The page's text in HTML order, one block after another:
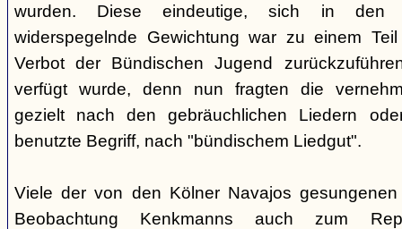
wurden. Diese eindeutige, sich in den
widerspegelnde Gewichtung war zu einem
Verbot der Bündischen Jugend
verfügt wurde, denn nun fragten die
gezielt nach den gebräuchlichen Liedern
benutzte Begriff, nach "bündischem Liedgut".
Viele der von den Kölner Navajos
Beobachtung Kenkmanns auch zum